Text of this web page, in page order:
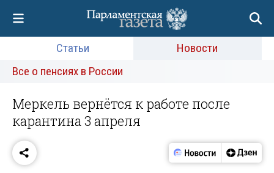
Статьи
Новости
Все о пенсиях в России
Меркель вернётся к работе после
карантина 3 апреля